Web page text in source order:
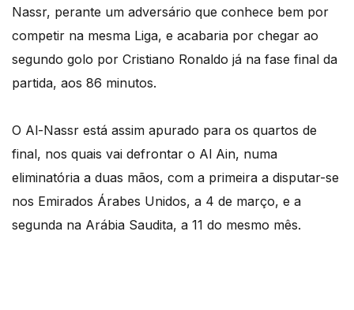
Nassr, perante um adversário que conhece bem por
competir na mesma Liga, e acabaria por chegar ao
segundo golo por Cristiano Ronaldo já na fase final da
partida, aos 86 minutos.
O Al-Nassr está assim apurado para os quartos de
final, nos quais vai defrontar o Al Ain, numa
eliminatória a duas mãos, com a primeira a disputar-se
nos Emirados Árabes Unidos, a 4 de março, e a
segunda na Arábia Saudita, a 11 do mesmo mês.